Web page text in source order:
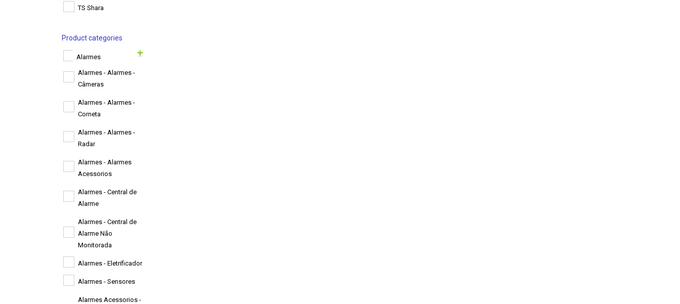
TS Shara
Product categories
Alarmes
Alarmes - Alarmes -
Câmeras
Alarmes - Alarmes -
Corneta
Alarmes - Alarmes -
Radar
Alarmes - Alarmes
Acessorios
Alarmes - Central de
Alarme
Alarmes - Central de
Alarme Não
Monitorada
Alarmes - Eletrificador
Alarmes - Sensores
Alarmes Acessorios -